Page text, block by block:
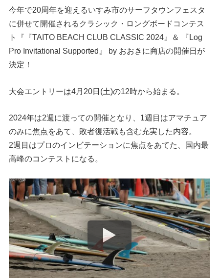
今年で20周年を迎えるいすみ市のサーフタウンフェスタ
に併せて開催されるクラシック・ロングボードコンテス
ト『『TAITO BEACH CLUB CLASSIC 2024』＆ 『Log
Pro Invitational Supported』 by おおきに商店の開催日が
決定！
大会エントリーは4月20日(土)の12時から始まる。
2024年は2週に渡っての開催となり、1週目はアマチュア
のみに焦点をあて、敗者復活戦も含む充実した内容。
2週目はプロのインビテーションに焦点をあてた、国内最
高峰のコンテストになる。
イベント・リリース
FOLLOW US ON